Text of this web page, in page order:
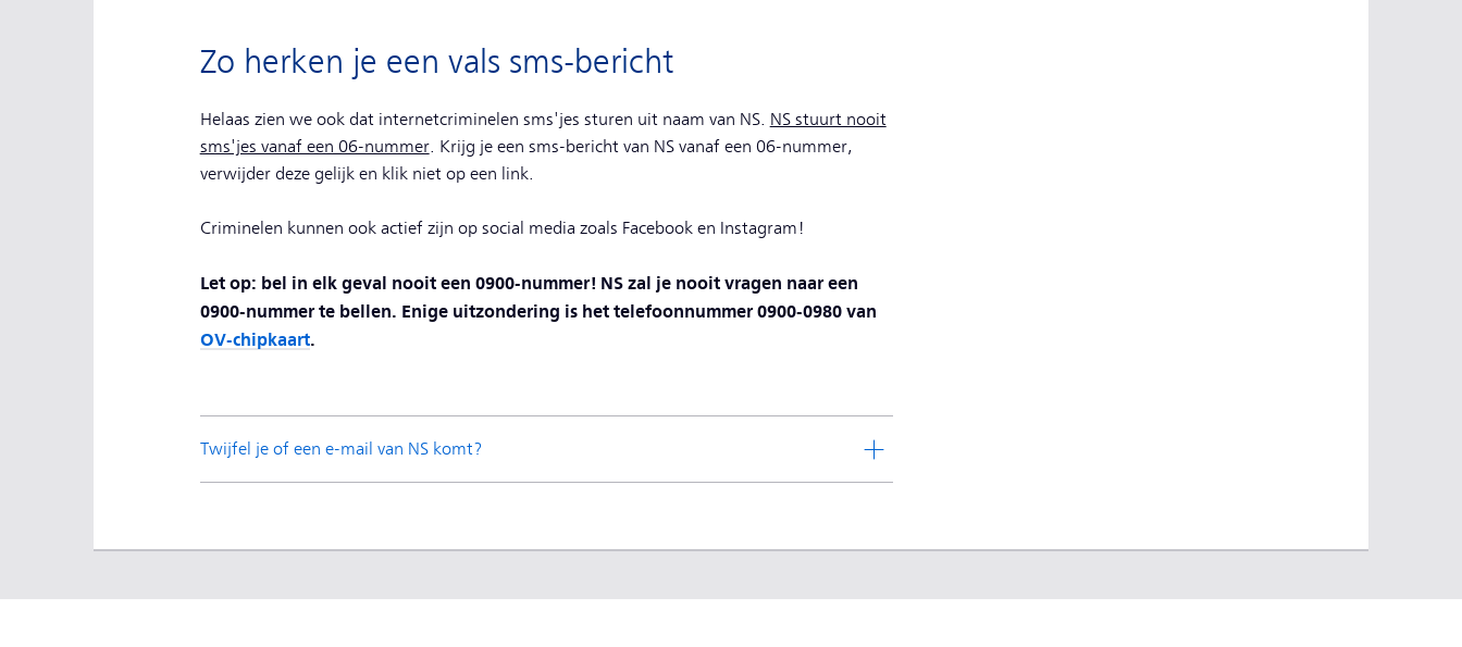
Zo herken je een vals sms-bericht
Helaas zien we ook dat internetcriminelen sms'jes sturen uit naam van NS. NS stuurt nooit
sms'jes vanaf een 06-nummer. Krijg je een sms-bericht van NS vanaf een 06-nummer,
verwijder deze gelijk en klik niet op een link.
Criminelen kunnen ook actief zijn op social media zoals Facebook en Instagram!
Let op: bel in elk geval nooit een 0900-nummer! NS zal je nooit vragen naar een
0900-nummer te bellen. Enige uitzondering is het telefoonnummer 0900-0980 van
OV-chipkaart.
Twijfel je of een e-mail van NS komt?